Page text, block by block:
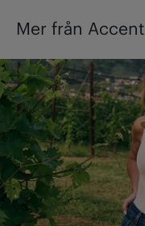
Mer från Accent